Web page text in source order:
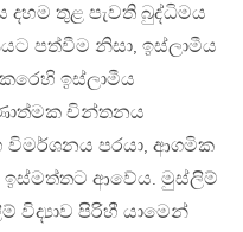
දහම තුළ පැවති බුද්ධිමය
පත්වීම නිසා, ඉස්ලාමීය
ඉස්ලාමීය
චින්තනය
පරයා, ආගමික
ආවේය. මුස්ලිම්
විද්‍යාව පිරිහී යාමෙන්